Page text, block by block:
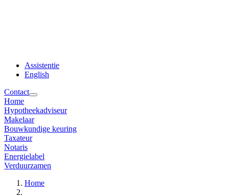
Assistentie
English
Contact
Home
Hypotheekadviseur
Makelaar
Bouwkundige keuring
Taxateur
Notaris
Energielabel
Verduurzamen
Home